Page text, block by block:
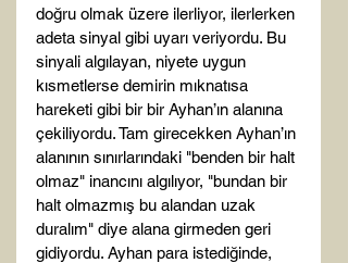
doğru olmak üzere ilerliyor, ilerlerken
adeta sinyal gibi uyarı veriyordu. Bu
sinyali algılayan, niyete uygun
kısmetlerse demirin mıknatısa
hareketi gibi bir bir Ayhan’ın alanına
çekiliyordu. Tam girecekken Ayhan’ın
alanının sınırlarındaki "benden bir halt
olmaz" inancını algılıyor, "bundan bir
halt olmazmış bu alandan uzak
duralım" diye alana girmeden geri
gidiyordu. Ayhan para istediğinde,